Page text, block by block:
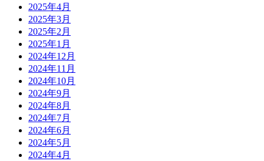
2025年4月
2025年3月
2025年2月
2025年1月
2024年12月
2024年11月
2024年10月
2024年9月
2024年8月
2024年7月
2024年6月
2024年5月
2024年4月